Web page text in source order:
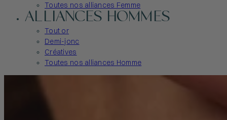
Toutes nos alliances Femme
ALLIANCES HOMMES
Tout or
Demi-jonc
Créatives
Toutes nos alliances Homme